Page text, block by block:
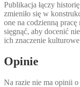
Publikacja łączy
zmieniło się w
one na codzienną
sięgnąć, aby docenić
ich znaczenie
Opinie
Na razie nie ma opinii